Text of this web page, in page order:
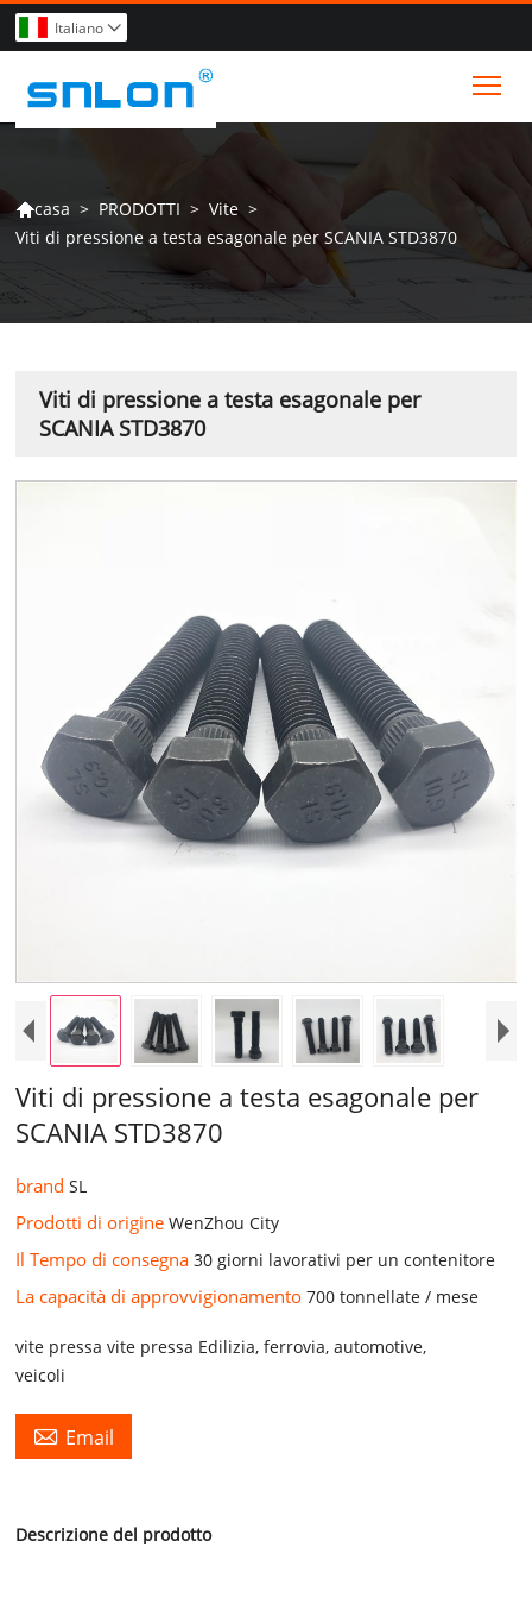
Italiano 
casa > PRODOTTI > Vite >
Viti di pressione a testa esagonale per SCANIA STD3870
Viti di pressione a testa esagonale per
SCANIA STD3870
Viti di pressione a testa esagonale per
SCANIA STD3870
brandSL
Prodotti di origineWenZhou City
Il Tempo di consegna30 giorni lavorativi per un contenitore
La capacità di approvvigionamento700 tonnellate / mese
vite pressa vite pressa Edilizia, ferrovia, automotive,
veicoli
 Email
Descrizione del prodotto